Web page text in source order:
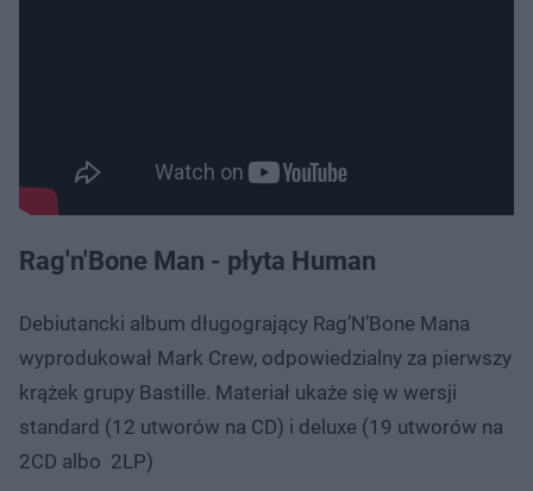
Rag'n'Bone Man - płyta Human
Debiutancki album długogrający Rag’N’Bone Mana
wyprodukował Mark Crew, odpowiedzialny za pierwszy
krążek grupy Bastille. Materiał ukaże się w wersji
standard (12 utworów na CD) i deluxe (19 utworów na
2CD albo 2LP)